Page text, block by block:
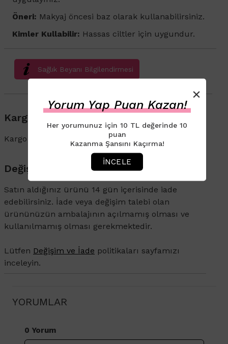
Öneri: Makyaj öncesi baz olarak kullanabilirsiniz.
Kimler Kullabilir: Hassas ciltler için uygundur.
Sağlık Beyanı Bilgilendirmesi
Kargo & Teslimat
Kargo ve İade süreçleriyle ilgili bilgi için
Değişim & İade
Satın aldığınız ürünü 14 gün içerisinde iade
edebilirsiniz. İade veya değişim talebi olan
ürününüzün ambalajının açılmamış olması ve
kullanılmamış olması gerekmektedir.
Lütfen Değişim ve İade politikaları sayfamızı
inceleyin.
YORUMLAR
0 Yorum
×
Yorum Yap Puan Kazan!
Her yorumunuz için 10 TL değerinde 10
puan
Kazanma Şansını Kaçırma!
İNCELE